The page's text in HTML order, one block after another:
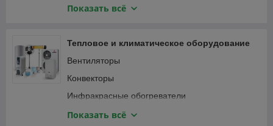
Пневматический инструмент
Столярно-слесарный инструмент
Виброрейки
Генераторы и электростанции
Затирочные машины
Компрессоры
Мотобуры и мотодрели
Мотопомпы
Показать всё
Тепловое и климатическое оборудование
Вентиляторы
Конвекторы
Инфракрасные обогреватели
Кондиционеры
Показать всё